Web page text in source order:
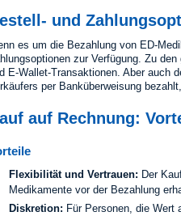
und
es um die Bezahlung von ED-
zur Verfügung. Zu
E-Wallet-Transaktionen. Aber auch
per Banküberweisung
auf Rechnung:
Flexibilität und Vertrauen: Der
Medikamente vor der Bezahlung
Diskretion: Für Personen, die Wert